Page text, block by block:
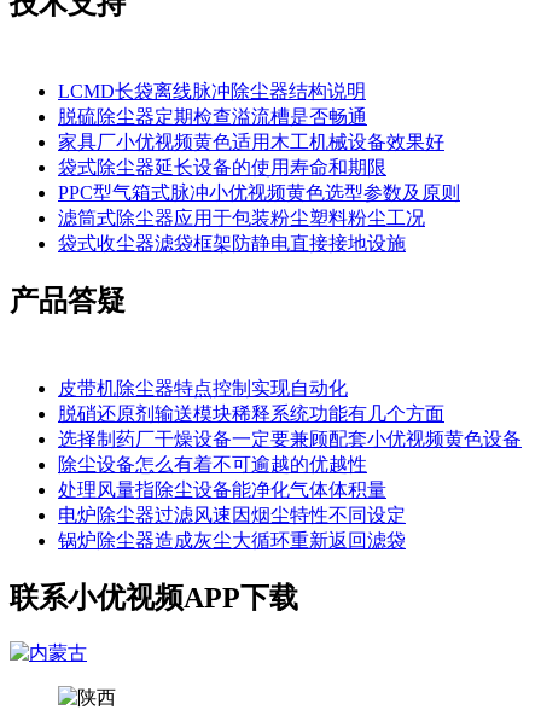
LCMD长袋离线脉冲除尘器结构说明
脱硫除尘器定期检查溢流槽是否畅通
家具厂小优视频黄色适用木工机械设备效果好
袋式除尘器延长设备的使用寿命和期限
PPC型气箱式脉冲小优视频黄色选型参数及原则
滤筒式除尘器应用于包装粉尘塑料粉尘工况
袋式收尘器滤袋框架防静电直接接地设施
产品答疑
皮带机除尘器特点控制实现自动化
脱硝还原剂输送模块稀释系统功能有几个方面
选择制药厂干燥设备一定要兼顾配套小优视频黄色设备
除尘设备怎么有着不可逾越的优越性
处理风量指除尘设备能净化气体体积量
电炉除尘器过滤风速因烟尘特性不同设定
锅炉除尘器造成灰尘大循环重新返回滤袋
联系小优视频APP下载